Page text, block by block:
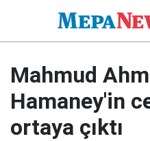
Mahmud
Hamaney'in
ortaya çıktı